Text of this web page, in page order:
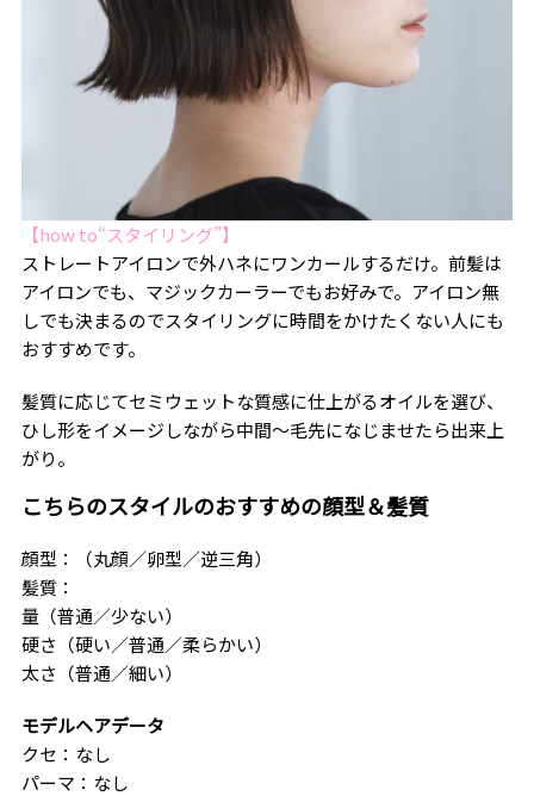
【how to“スタイリング”】
ストレートアイロンで外ハネにワンカールするだけ。前髪は
アイロンでも、マジックカーラーでもお好みで。アイロン無
しでも決まるのでスタイリングに時間をかけたくない人にも
おすすめです。
髪質に応じてセミウェットな質感に仕上がるオイルを選び、
ひし形をイメージしながら中間〜毛先になじませたら出来上
がり。
こちらのスタイルのおすすめの顔型＆髪質
顔型：（丸顔／卵型／逆三角）
髪質：
量（普通／少ない）
硬さ（硬い／普通／柔らかい）
太さ（普通／細い）
モデルヘアデータ
クセ：なし
パーマ：なし